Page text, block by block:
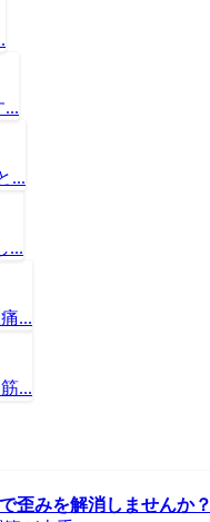
...
...
...
...
...
歪みを解消しませんか？